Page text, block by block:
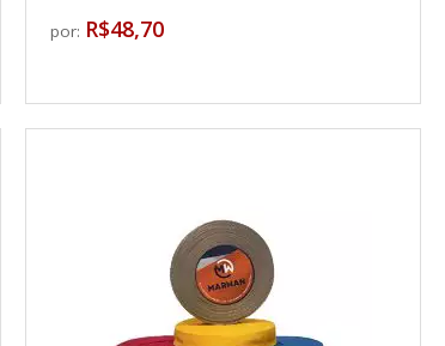
por: R$48,70